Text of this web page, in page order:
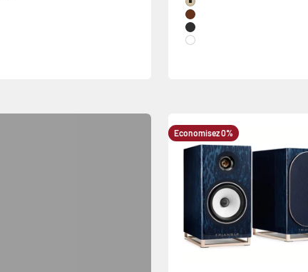
Chêne Clair
Noyer
Frêne Noir
White
Economisez 0%